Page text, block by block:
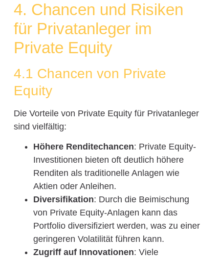
4. Chancen und Risiken
für Privatanleger im
Private Equity
4.1 Chancen von Private
Equity
Die Vorteile von Private Equity für Privatanleger
sind vielfältig:
Höhere Renditechancen: Private Equity-
Investitionen bieten oft deutlich höhere
Renditen als traditionelle Anlagen wie
Aktien oder Anleihen.
Diversifikation: Durch die Beimischung
von Private Equity-Anlagen kann das
Portfolio diversifiziert werden, was zu einer
geringeren Volatilität führen kann.
Zugriff auf Innovationen: Viele